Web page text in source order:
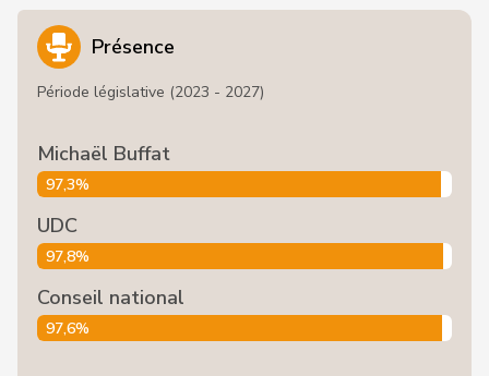
Présence
Période législative (2023 - 2027)
Michaël Buffat
97,3%
UDC
97,8%
Conseil national
97,6%